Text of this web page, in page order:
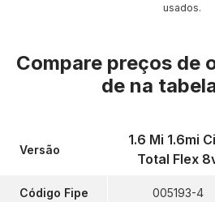
usados.
Compare preços de
de na
Versão
Código Fipe
1.6 Mi 1.6mi
Total Flex
005193-4